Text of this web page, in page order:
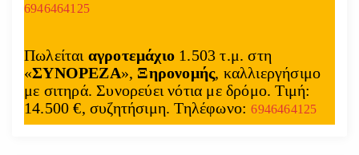
6946464125
Πωλείται αγροτεμάχιο 1.503 τ.μ. στη
«ΣΥΝΟΡΕΖΑ», Ξηρονομής, καλλιεργήσιμο
με σιτηρά. Συνορεύει νότια με δρόμο. Τιμή:
14.500 €, συζητήσιμη. Τηλέφωνο:6946464125